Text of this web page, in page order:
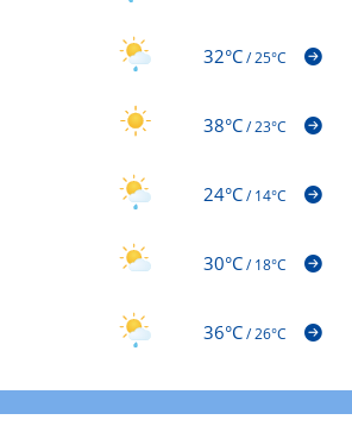
32°C/25°C
38°C/23°C
24°C/14°C
30°C/18°C
36°C/26°C